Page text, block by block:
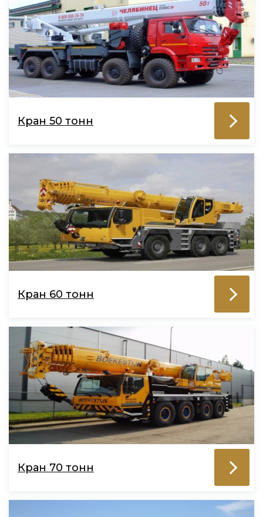
Кран 50 тонн
Кран 60 тонн
Кран 70 тонн